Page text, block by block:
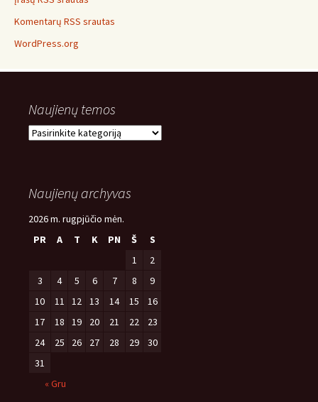
Komentarų RSS srautas
WordPress.org
Naujienų temos
Naujienų
Naujienų archyvas
2026 m. rugpjūčio mėn.
PR
A T K PN Š
S
1
2
3
4 5 6 7 8
9
10
11 12 13 14 15
16
17
18 19 20 21 22
23
24
25 26 27 28 29
30
31
« Gru